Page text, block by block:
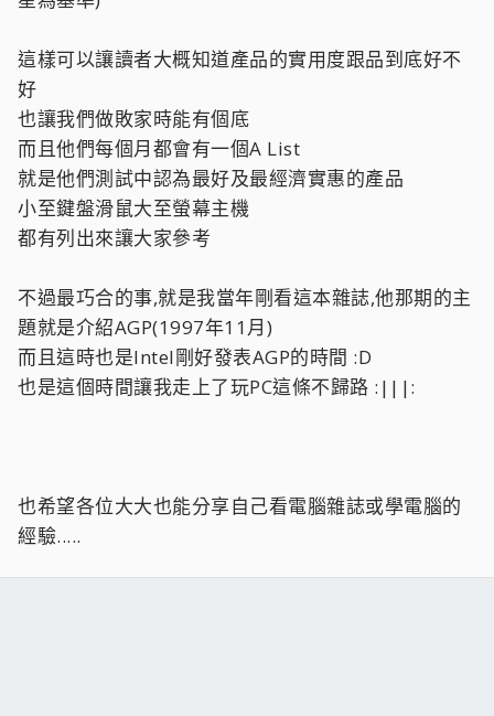
這樣可以讓讀者大概知道產品的實用度跟品到底好不
好
也讓我們做敗家時能有個底
而且他們每個月都會有一個A List
就是他們測試中認為最好及最經濟實惠的產品
小至鍵盤滑鼠大至螢幕主機
都有列出來讓大家參考
不過最巧合的事,就是我當年剛看這本雜誌,他那期的主
題就是介紹AGP(1997年11月)
而且這時也是Intel剛好發表AGP的時間 :D
也是這個時間讓我走上了玩PC這條不歸路 :|||:
也希望各位大大也能分享自己看電腦雜誌或學電腦的
經驗.....